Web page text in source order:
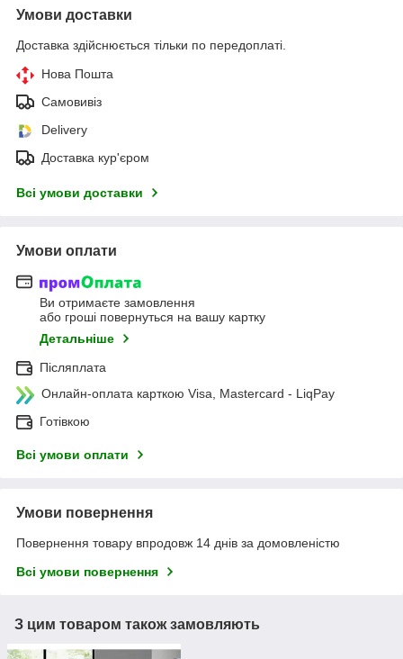
Умови доставки
Доставка здійснюється тільки по передоплаті.
Нова Пошта
Самовивіз
Delivery
Доставка кур'єром
Всі умови доставки
Умови оплати
Ви отримаєте замовлення
або гроші повернуться на вашу картку
Детальніше
Післяплата
Онлайн-оплата карткою Visa, Mastercard - LiqPay
Готівкою
Всі умови оплати
Умови повернення
Повернення товару впродовж 14 днів за домовленістю
Всі умови повернення
З цим товаром також замовляють